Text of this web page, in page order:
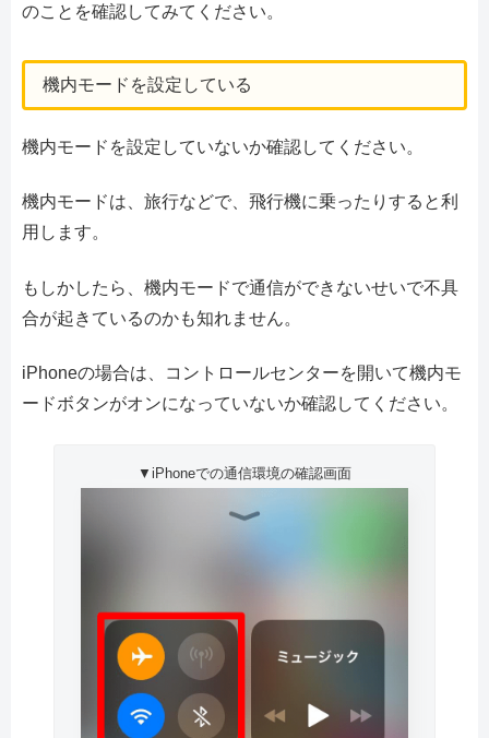
のことを確認してみてください。
機内モードを設定している
機内モードを設定していないか確認してください。
機内モードは、旅行などで、飛行機に乗ったりすると利
用します。
もしかしたら、機内モードで通信ができないせいで不具
合が起きているのかも知れません。
iPhoneの場合は、コントロールセンターを開いて機内モ
ードボタンがオンになっていないか確認してください。
▼iPhoneでの通信環境の確認画面